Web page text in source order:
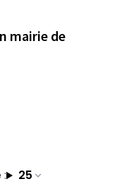
mairie de
: 25